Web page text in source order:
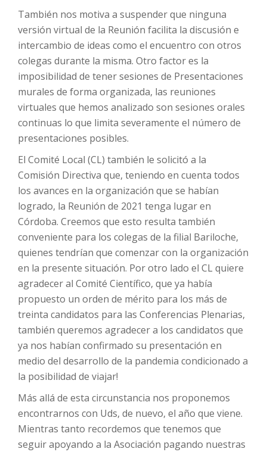
También nos motiva a suspender que ninguna
versión virtual de la Reunión facilita la discusión e
intercambio de ideas como el encuentro con otros
colegas durante la misma. Otro factor es la
imposibilidad de tener sesiones de Presentaciones
murales de forma organizada, las reuniones
virtuales que hemos analizado son sesiones orales
continuas lo que limita severamente el número de
presentaciones posibles.
El Comité Local (CL) también le solicitó a la
Comisión Directiva que, teniendo en cuenta todos
los avances en la organización que se habían
logrado, la Reunión de 2021 tenga lugar en
Córdoba. Creemos que esto resulta también
conveniente para los colegas de la filial Bariloche,
quienes tendrían que comenzar con la organización
en la presente situación. Por otro lado el CL quiere
agradecer al Comité Científico, que ya había
propuesto un orden de mérito para los más de
treinta candidatos para las Conferencias Plenarias,
también queremos agradecer a los candidatos que
ya nos habían confirmado su presentación en
medio del desarrollo de la pandemia condicionado a
la posibilidad de viajar!
Más allá de esta circunstancia nos proponemos
encontrarnos con Uds, de nuevo, el año que viene.
Mientras tanto recordemos que tenemos que
seguir apoyando a la Asociación pagando nuestras